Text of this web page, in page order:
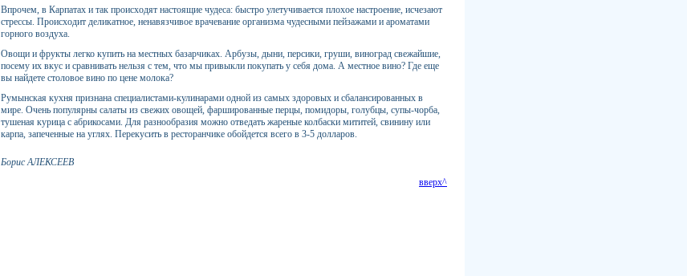
Впрочем, в Карпатах и так происходят настоящие чудеса: быстро улетучивается плохое настроение, исчезают
стрессы. Происходит деликатное, ненавязчивое врачевание организма чудесными пейзажами и ароматами
горного воздуха.
Овощи и фрукты легко купить на местных базарчиках. Арбузы, дыни, персики, груши, виноград свежайшие,
посему их вкус и сравнивать нельзя с тем, что мы привыкли покупать у себя дома. А местное вино? Где еще
вы найдете столовое вино по цене молока?
Румынская кухня признана специалистами-кулинарами одной из самых здоровых и сбалансированных в
мире. Очень популярны салаты из свежих овощей, фаршированные перцы, помидоры, голубцы, супы-чорба,
тушеная курица с абрикосами. Для разнообразия можно отведать жареные колбаски мититей, свинину или
карпа, запеченные на углях. Перекусить в ресторанчике обойдется всего в 3-5 долларов.
Борис АЛЕКСЕЕВ
вверх^